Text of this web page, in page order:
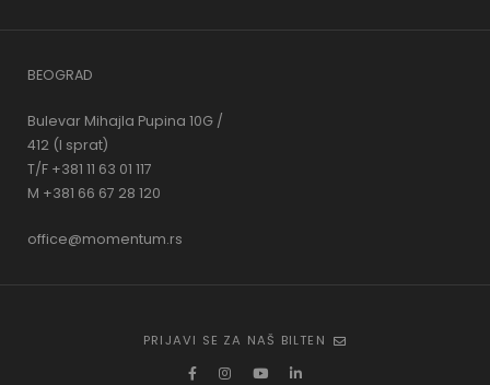
BEOGRAD
Bulevar Mihajla Pupina 10G /
412 (I sprat)
T/F +381 11 63 01 117
M +381 66 67 28 120
office@momentum.rs
PRIJAVI SE ZA NAŠ BILTEN